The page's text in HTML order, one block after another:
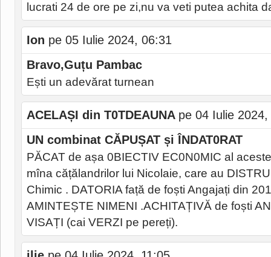
lucrati 24 de ore pe zi,nu va veti putea achita
Ion pe 05 Iulie 2024, 06:31
Bravo,Guțu Pambac
Ești un adevărat turnean
ACELAȘI din T0TDEAUNA pe 04 Iulie
UN combinat CĂPUȘAT și ÎNDAT0RAT
PĂCAT de așa 0BIECTIV EC0N0MIC al
mîna cățălandrilor lui Nicolaie, care au
Chimic . DATORIA față de foști Angajați din
AMINTEȘTE NIMENI .ACHITAȚIVĂ de foști
VISAȚI (cai VERZI pe pereți).